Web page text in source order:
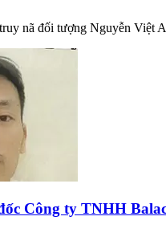
nã đối tượng Nguyễn Việt
Công ty TNHH